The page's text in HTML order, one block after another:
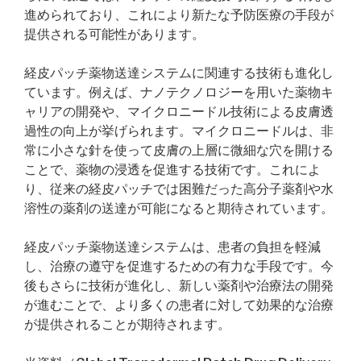
進められており、これにより新たな予防医療の手段が
提供される可能性があります。
経皮パッチ薬物送達システムに関連する技術も進化し
ています。例えば、ナノテクノロジーを用いた薬物キ
ャリアの開発や、マイクロニードル技術による皮膚透
過性の向上が挙げられます。マイクロニードルは、非
常に小さな針を使って皮膚の上層に微細な穴を開ける
ことで、薬物の浸透を促進する技術です。これによ
り、従来の経皮パッチでは困難だった高分子薬剤や水
溶性の薬剤の送達が可能になると期待されています。
経皮パッチ薬物送達システムは、患者の負担を軽減
し、治療の遵守を促進するための有力な手段です。今
後もさらに技術が進化し、新しい薬剤や治療法の開発
が進むことで、より多くの患者に対して効果的な治療
が提供されることが期待されます。